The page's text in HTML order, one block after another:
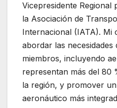
Vicepresidente Regional
la Asociación de
Internacional (IATA). Mi
abordar las necesidades
miembros, incluyendo
representan más del 80
la región, y promover
aeronáutico más